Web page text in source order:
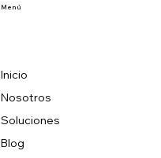
Menú
Inicio
Nosotros
Soluciones
Blog